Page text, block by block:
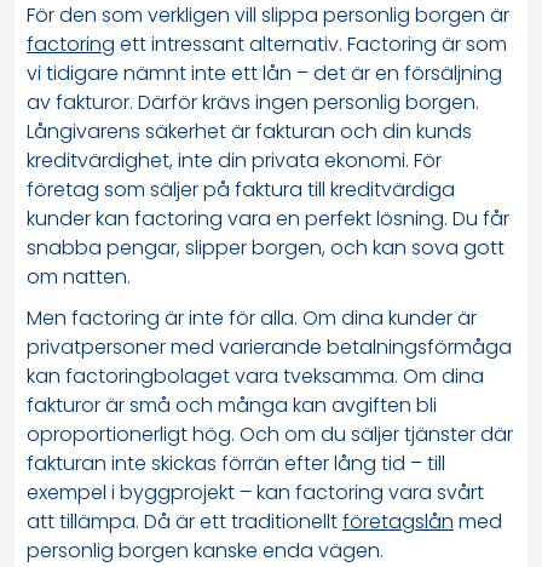
För den som verkligen vill slippa personlig borgen är
factoring ett intressant alternativ. Factoring är som
vi tidigare nämnt inte ett lån – det är en försäljning
av fakturor. Därför krävs ingen personlig borgen.
Långivarens säkerhet är fakturan och din kunds
kreditvärdighet, inte din privata ekonomi. För
företag som säljer på faktura till kreditvärdiga
kunder kan factoring vara en perfekt lösning. Du får
snabba pengar, slipper borgen, och kan sova gott
om natten.
Men factoring är inte för alla. Om dina kunder är
privatpersoner med varierande betalningsförmåga
kan factoringbolaget vara tveksamma. Om dina
fakturor är små och många kan avgiften bli
oproportionerligt hög. Och om du säljer tjänster där
fakturan inte skickas förrän efter lång tid – till
exempel i byggprojekt – kan factoring vara svårt
att tillämpa. Då är ett traditionelltföretagslån med
personlig borgen kanske enda vägen.